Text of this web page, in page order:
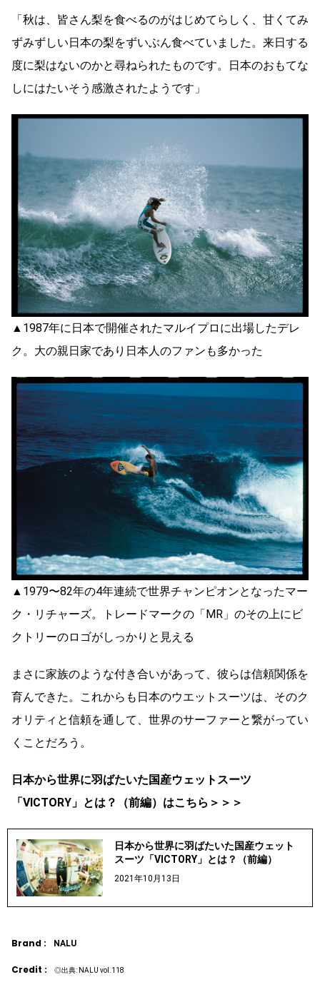
「秋は、皆さん梨を食べるのがはじめてらしく、甘くてみ
ずみずしい日本の梨をずいぶん食べていました。来日する
度に梨はないのかと尋ねられたものです。日本のおもてな
しにはたいそう感激されたようです」
▲1987年に日本で開催されたマルイプロに出場したデレ
ク。大の親日家であり日本人のファンも多かった
▲1979〜82年の4年連続で世界チャンピオンとなったマー
ク・リチャーズ。トレードマークの「MR」のその上にビ
クトリーのロゴがしっかりと見える
まさに家族のような付き合いがあって、彼らは信頼関係を
育んできた。これからも日本のウエットスーツは、そのク
オリティと信頼を通して、世界のサーファーと繋がってい
くことだろう。
日本から世界に羽ばたいた国産ウェットスーツ
「VICTORY」とは？（前編）はこちら＞＞＞
日本から世界に羽ばたいた国産ウェット
スーツ「VICTORY」とは？（前編）
2021年10月13日
Brand : NALU
Credit : ◎出典: NALU vol.118